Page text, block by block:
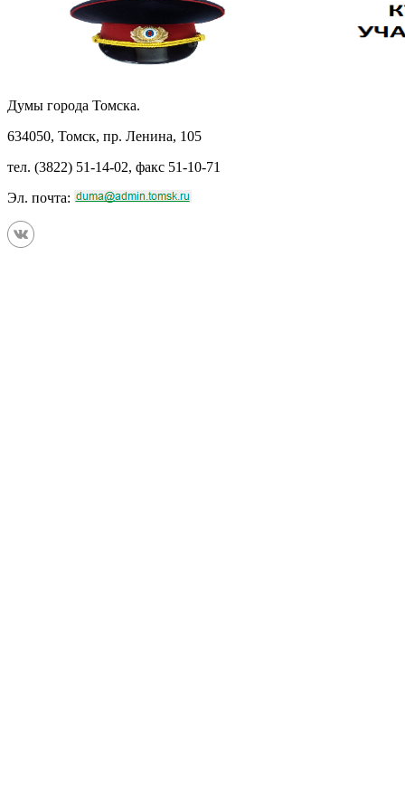
Думы города Томска.
634050, Томск, пр. Ленина, 105
тел. (3822) 51-14-02, факс 51-10-71
Эл. почта: